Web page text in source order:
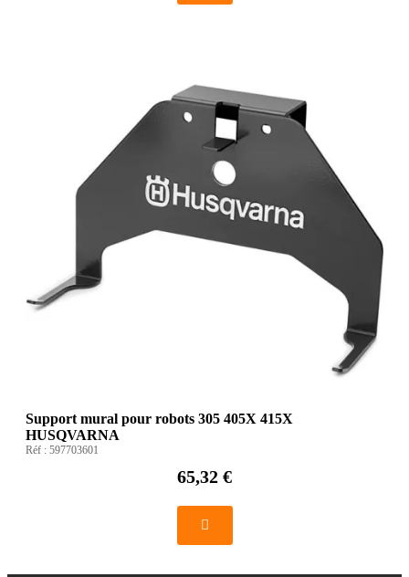
Support mural pour robots 305 405X 415X
HUSQVARNA
Réf : 597703601
65,32 €